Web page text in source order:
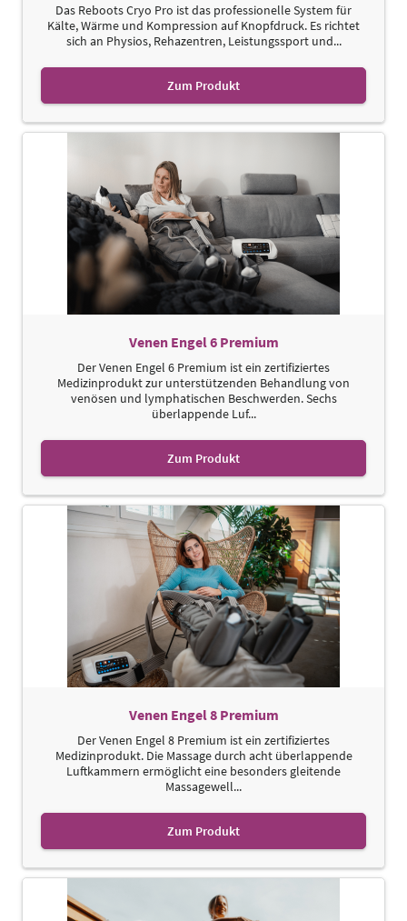
Das Reboots Cryo Pro ist das professionelle System für
Kälte, Wärme und Kompression auf Knopfdruck. Es richtet
sich an Physios, Rehazentren, Leistungssport und...
Zum Produkt
Venen Engel 6 Premium
Der Venen Engel 6 Premium ist ein zertifiziertes
Medizinprodukt zur unterstützenden Behandlung von
venösen und lymphatischen Beschwerden. Sechs
überlappende Luf...
Zum Produkt
Venen Engel 8 Premium
Der Venen Engel 8 Premium ist ein zertifiziertes
Medizinprodukt. Die Massage durch acht überlappende
Luftkammern ermöglicht eine besonders gleitende
Massagewell...
Zum Produkt